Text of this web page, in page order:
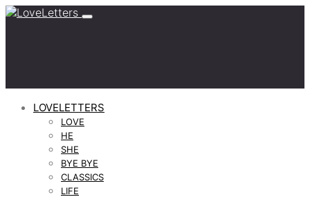
LOVELETTERS
LOVE
HE
SHE
BYE BYE
CLASSICS
LIFE